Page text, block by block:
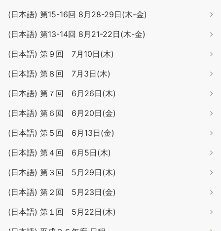
(日本語) 第15-16回 8月28-29日(木-金)
(日本語) 第13-14回 8月21-22日(木-金)
(日本語) 第９回 7月10日(木)
(日本語) 第８回 7月3日(木)
(日本語) 第７回 6月26日(木)
(日本語) 第６回 6月20日(金)
(日本語) 第５回 6月13日(金)
(日本語) 第４回 6月5日(木)
(日本語) 第３回 5月29日(木)
(日本語) 第２回 5月23日(金)
(日本語) 第１回 5月22日(木)